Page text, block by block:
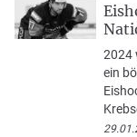
2024
ein